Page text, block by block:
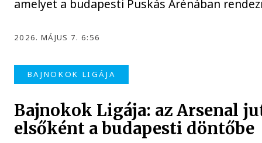
amelyet a budapesti Puskás Arénában
2026. MÁJUS 7. 6:56
BAJNOKOK LIGÁJA
Bajnokok Ligája: az Arsenal
elsőként a budapesti döntőbe